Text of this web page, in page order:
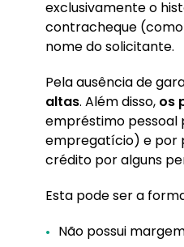
exclusivamente o
contracheque
nome do solicitante.
Pela ausência de
altas. Além disso, os
empréstimo
empregatício) e por
crédito por alguns
Esta pode ser a
Não possui